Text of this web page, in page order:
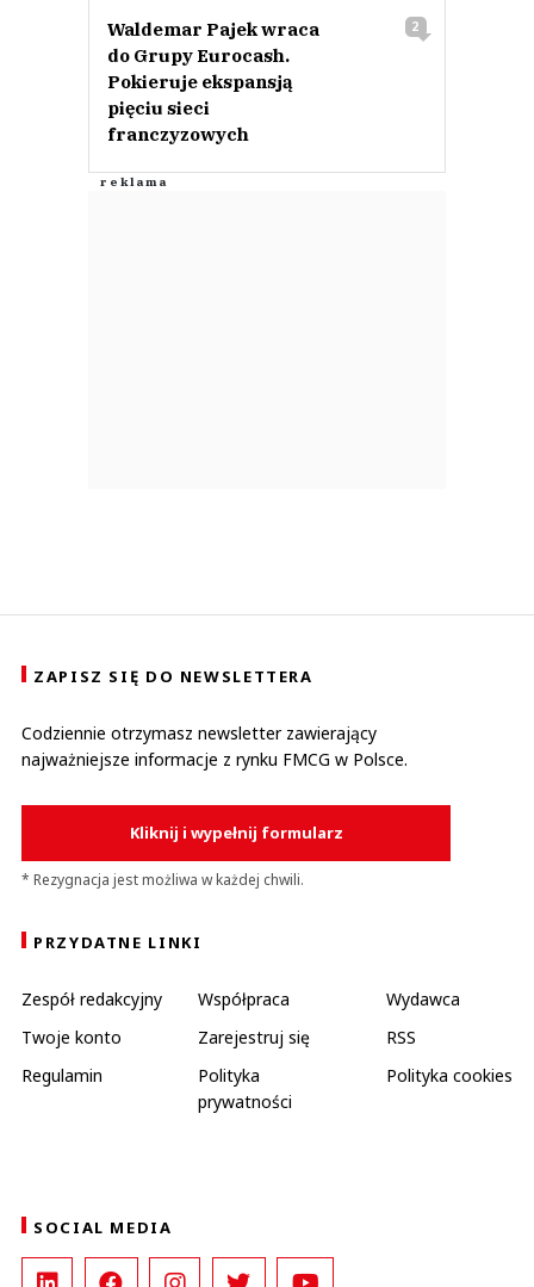
Waldemar Pajek wraca
do Grupy Eurocash.
Pokieruje ekspansją
pięciu sieci
franczyzowych
2
ZAPISZ SIĘ DO NEWSLETTERA
Codziennie otrzymasz newsletter zawierający
najważniejsze informacje z rynku FMCG w Polsce.
Kliknij i wypełnij formularz
* Rezygnacja jest możliwa w każdej chwili.
PRZYDATNE LINKI
Zespół redakcyjny Współpraca
Wydawca
Twoje konto
Zarejestruj się
RSS
Regulamin
Polityka
prywatności
Polityka cookies
SOCIAL MEDIA